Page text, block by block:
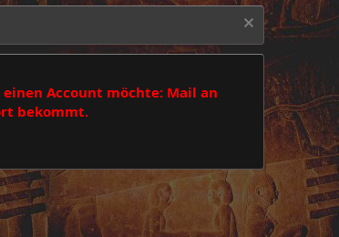
Account möchte: Mail an
bekommt.